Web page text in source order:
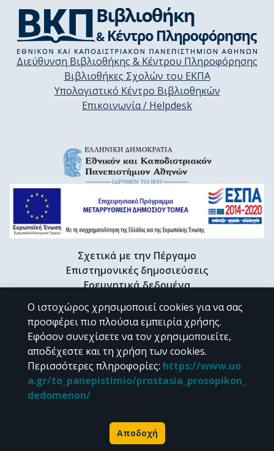
Διεύθυνση Βιβλιοθήκης & Κέντρου Πληροφόρησης
Βιβλιοθήκες Σχολών του ΕΚΠΑ
Υπολογιστικό Κέντρο Βιβλιοθηκών
Επικοινωνία / Helpdesk
Σχετικά με την Πέργαμο
Επιστημονικές δημοσιεύσεις
Ερευνητικά δεδομένα
Διδακτορικές διατριβές & Γκρίζα βιβλιογραφία
Προφίλ Ερευνητή
CC BY-NC 4.0
Εκτός αν αναφέρεται διαφορετικά, το υλικό της "Περγάμου" διατίθεται
Powered by
Ο ιστοχώρος χρησιμοποιεί cookies για να σας
προσφέρει πιο πλούσια εμπειρία χρήσης.
Εφόσον συνεχίσετε να τον χρησιμοποιείτε,
αποδέχεστε και τη χρήση των cookies.
Περισσότερες πληροφορίες: https://www.uo
a.gr/to_panepistimio/prostasia_prosopikon_
dedomenon/
Αποδοχή